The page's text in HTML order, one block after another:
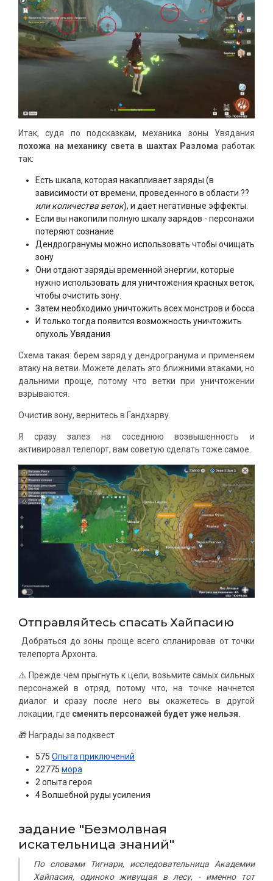
Итак, судя по подсказкам, механика зоны Увядания
похожа на механику света в шахтах Разлома работак
так:
Есть шкала, которая накапливает заряды (в
зависимости от времени, проведенного в области ??
или количества веток), и дает негативные эффекты.
Если вы накопили полную шкалу зарядов - персонажи
потеряют сознание
Дендрогранумы можно использовать чтобы очищать
зону
Они отдают заряды временной энергии, которые
нужно использовать для уничтожения красных веток,
чтобы очистить зону.
Затем необходимо уничтожить всех монстров и босса
И только тогда появится возможность уничтожить
опухоль Увядания
Схема такая: берем заряд у дендрогранума и применяем
атаку на ветви. Можете делать это ближними атаками, но
дальними проще, потому что ветки при уничтожении
взрываются.
Очистив зону, вернитесь в Гандхарву.
Я сразу залез на соседнюю возвышенность и
активировал телепорт, вам советую сделать тоже самое.
Отправляйтесь спасать Хайпасию
Добраться до зоны проще всего спланировав от точки
телепорта Архонта.
⚠️ Прежде чем прыгнуть к цели, возьмите самых сильных
персонажей в отряд, потому что, на точке начнется
диалог и сразу после него вы окажетесь в другой
локации, где сменить персонажей будет уже нельзя.
🎁 Награды за подквест
575 Опыта приключений
22775 мора
2 опыта героя
4 Волшебной руды усиления
задание "Безмолвная
искательница знаний"
По словами Тигнари, исследовательница Академии
Хайпасия, одиноко живущая в лесу, - именно тот